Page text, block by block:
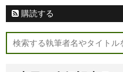
購読する